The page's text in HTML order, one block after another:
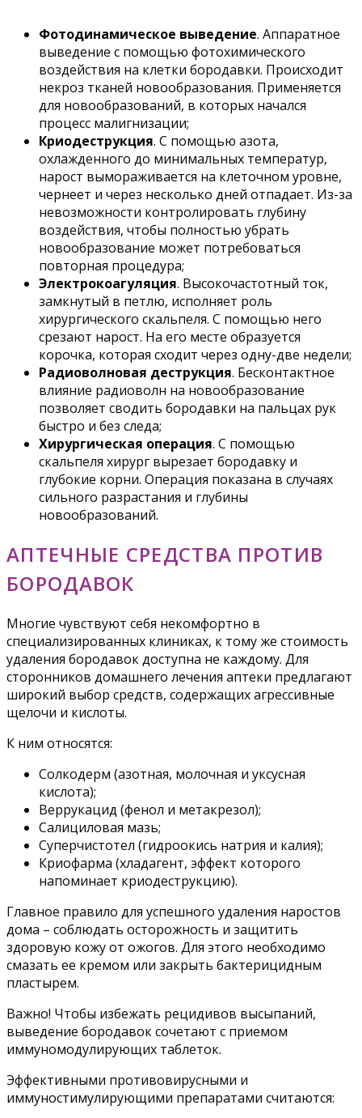
Фотодинамическое выведение. Аппаратное
выведение с помощью фотохимического
воздействия на клетки бородавки. Происходит
некроз тканей новообразования. Применяется
для новообразований, в которых начался
процесс малигнизации;
Криодеструкция. С помощью азота,
охлажденного до минимальных температур,
нарост вымораживается на клеточном уровне,
чернеет и через несколько дней отпадает. Из-за
невозможности контролировать глубину
воздействия, чтобы полностью убрать
новообразование может потребоваться
повторная процедура;
Электрокоагуляция. Высокочастотный ток,
замкнутый в петлю, исполняет роль
хирургического скальпеля. С помощью него
срезают нарост. На его месте образуется
корочка, которая сходит через одну-две недели;
Радиоволновая деструкция. Бесконтактное
влияние радиоволн на новообразование
позволяет сводить бородавки на пальцах рук
быстро и без следа;
Хирургическая операция. С помощью
скальпеля хирург вырезает бородавку и
глубокие корни. Операция показана в случаях
сильного разрастания и глубины
новообразований.
АПТЕЧНЫЕ СРЕДСТВА ПРОТИВ
БОРОДАВОК
Многие чувствуют себя некомфортно в
специализированных клиниках, к тому же стоимость
удаления бородавок доступна не каждому. Для
сторонников домашнего лечения аптеки предлагают
широкий выбор средств, содержащих агрессивные
щелочи и кислоты.
К ним относятся:
Солкодерм (азотная, молочная и уксусная
кислота);
Веррукацид (фенол и метакрезол);
Салициловая мазь;
Суперчистотел (гидроокись натрия и калия);
Криофарма (хладагент, эффект которого
напоминает криодеструкцию).
Главное правило для успешного удаления наростов
дома – соблюдать осторожность и защитить
здоровую кожу от ожогов. Для этого необходимо
смазать ее кремом или закрыть бактерицидным
пластырем.
Важно! Чтобы избежать рецидивов высыпаний,
выведение бородавок сочетают с приемом
иммуномодулирующих таблеток.
Эффективными противовирусными и
иммуностимулирующими препаратами считаются: